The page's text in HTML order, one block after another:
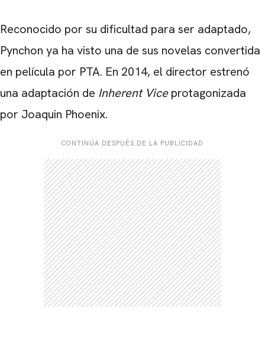
Reconocido por su dificultad para ser adaptado,
Pynchon ya ha visto una de sus novelas convertida
en película por PTA. En 2014, el director estrenó
una adaptación de Inherent Viceprotagonizada
por Joaquin Phoenix.
CONTINÚA DESPUÉS DE LA PUBLICIDAD